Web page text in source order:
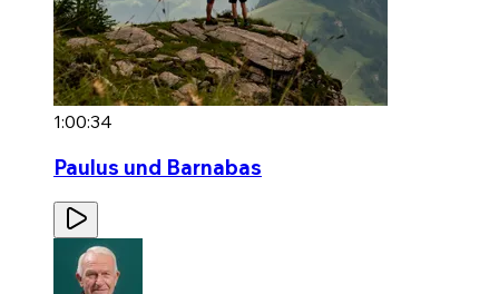
1:00:34
Paulus und Barnabas